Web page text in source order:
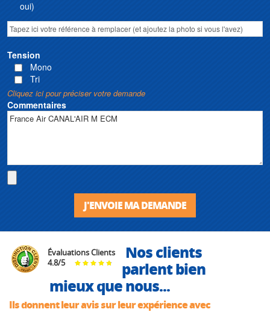
oui)
Tension
Mono
Tri
Cliquez ici pour préciser votre demande
Commentaires
J'ENVOIE MA DEMANDE
Évaluations Clients
4.8/5
Nos clients
parlent bien
mieux que nous...
Ils donnent leur avis sur leur expérience avec